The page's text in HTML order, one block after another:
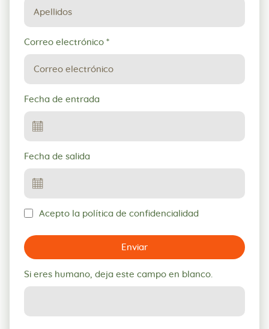
Correo electrónico *
Fecha de entrada
Fecha de salida
Acepto la política de confidencialidad
Enviar
Si eres humano, deja este campo en blanco.